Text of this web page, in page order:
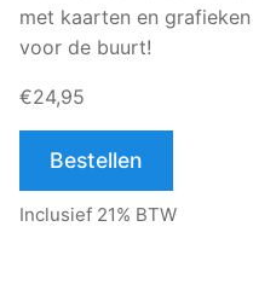
met kaarten en
voor de buurt!
€24,95
Bestellen
Inclusief 21% BTW